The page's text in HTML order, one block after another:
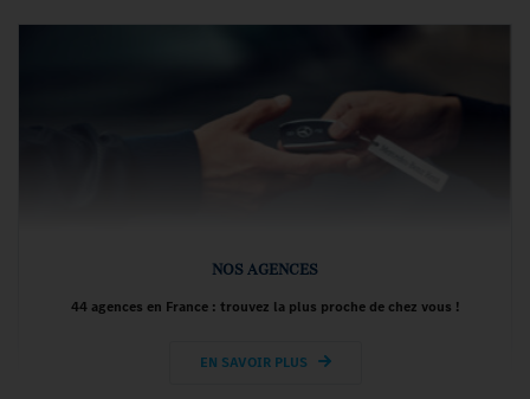
NOS AGENCES
44 agences en France : trouvez la plus proche de chez vous !
EN SAVOIR PLUS